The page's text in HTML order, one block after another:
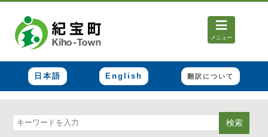
メニュー
日本語 English 翻訳について
検索